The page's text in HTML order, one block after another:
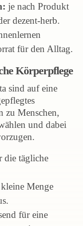
je nach Produkt
dezent-herb.
für den Alltag.
Körperpflege
sind auf eine
zu Menschen,
und dabei
die tägliche
Menge
für eine